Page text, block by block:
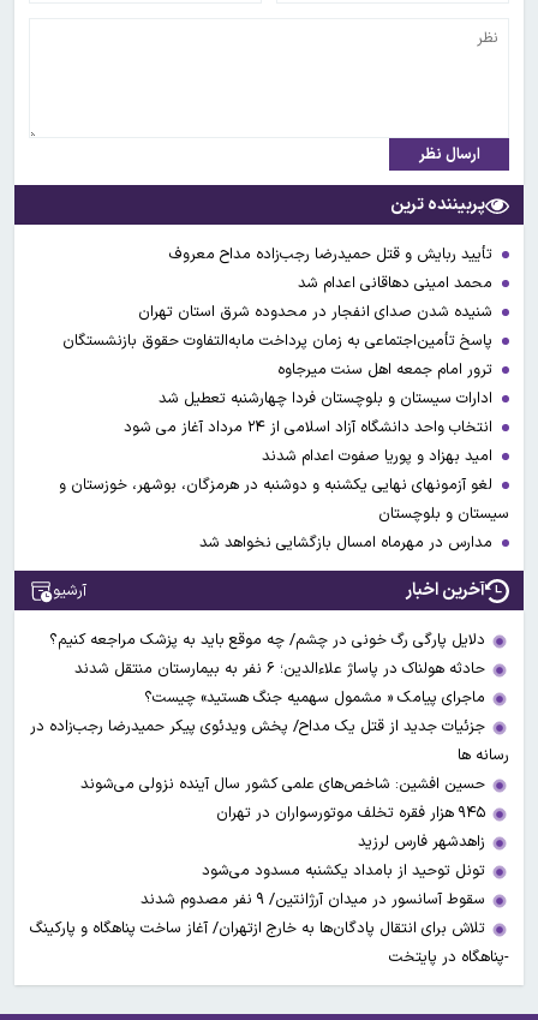
ارسال نظر
پربیننده ترین
تأیید ربایش و قتل حمیدرضا رجب‌زاده مداح معروف
محمد امینی دهاقانی اعدام شد
شنیده شدن صدای انفجار در محدوده شرق استان تهران
پاسخ تأمین‌اجتماعی به زمان پرداخت مابه‌التفاوت حقوق بازنشستگان
ترور امام جمعه اهل سنت میرجاوه
ادارات سیستان و بلوچستان فردا چهارشنبه تعطیل شد
انتخاب واحد دانشگاه آزاد اسلامی از ۲۴ مرداد آغاز می شود
امید بهزاد و پوریا صفوت اعدام شدند
لغو آزمونهای نهایی یکشنبه و دوشنبه در هرمزگان، بوشهر، خوزستان و
سیستان و بلوچستان
مدارس در مهرماه امسال بازگشایی نخواهد شد
آخرین اخبار آرشیو
دلایل پارگی رگ خونی در چشم/ چه موقع باید به پزشک مراجعه کنیم؟
حادثه هولناک در پاساژ علاءالدین؛ ۶ نفر به بیمارستان منتقل شدند
ماجرای پیامک « مشمول سهمیه جنگ هستید» چیست؟
جزئیات جدید از قتل یک مداح/ پخش ویدئوی پیکر حمیدرضا رجب‌زاده در
رسانه ها
حسین افشین: شاخص‌های علمی کشور سال آینده نزولی می‌شوند
۹۴۵ هزار فقره تخلف موتورسواران در تهران
زاهدشهر فارس لرزید
تونل توحید از بامداد یکشنبه مسدود می‌شود
سقوط آسانسور در میدان آرژانتین/ ۹ نفر مصدوم شدند
تلاش برای انتقال پادگان‌ها به خارج ازتهران/ آغاز ساخت پناهگاه و پارکینگ
-پناهگاه در پایتخت